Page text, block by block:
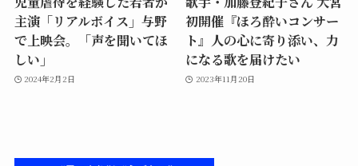
主演「リアルボイス」与野
で上映会。「声を聞いてほ
しい」
2024年2月2日
初開催『ほろ酔いコンサー
ト』人の心に寄り添い、力
になる歌を届けたい
2023年11月20日